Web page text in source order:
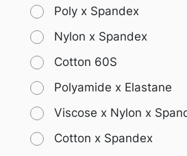
Poly x Spandex
Nylon x Spandex
Cotton 60S
Polyamide x Elastane
Viscose x Nylon x
Cotton x Spandex